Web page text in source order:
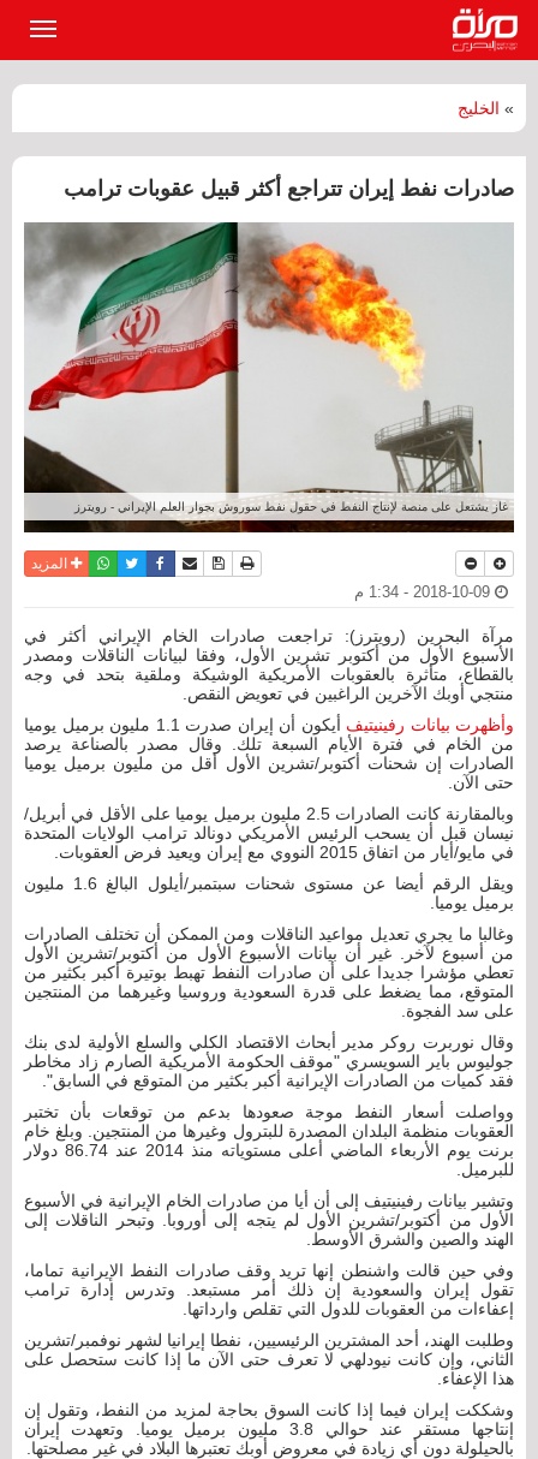
» الخليج
صادرات نفط إيران تتراجع أكثر قبيل عقوبات ترامب
غاز يشتعل على منصة لإنتاج النفط في حقول نفط سوروش بجوار العلم الإيراني - رويترز
نسخة للطباعة
حفظ الموضوع
أرسل الى صديق
فيسبوكتويترواتسابالمزيد
مرآة البحرين (رويترز): تراجعت صادرات الخام الإيراني أكثر في
الأسبوع الأول من أكتوبر تشرين الأول، وفقا لبيانات الناقلات ومصدر
بالقطاع، متأثرة بالعقوبات الأمريكية الوشيكة وملقية بتحد في وجه
منتجي أوبك الآخرين الراغبين في تعويض النقص.
وأظهرت بيانات رفينيتيف
أيكون أن إيران صدرت 1.1 مليون برميل يوميا
من الخام في فترة الأيام السبعة تلك. وقال مصدر بالصناعة يرصد
الصادرات إن شحنات أكتوبر/تشرين الأول أقل من مليون برميل يوميا
حتى الآن.
وبالمقارنة كانت الصادرات 2.5 مليون برميل يوميا على الأقل في أبريل/
نيسان قبل أن يسحب الرئيس الأمريكي دونالد ترامب الولايات المتحدة
في مايو/أيار من اتفاق 2015 النووي مع إيران ويعيد فرض العقوبات.
ويقل الرقم أيضا عن مستوى شحنات سبتمبر/أيلول البالغ 1.6 مليون
برميل يوميا.
وغالبا ما يجري تعديل مواعيد الناقلات ومن الممكن أن تختلف الصادرات
من أسبوع لآخر. غير أن بيانات الأسبوع الأول من أكتوبر/تشرين الأول
تعطي مؤشرا جديدا على أن صادرات النفط تهبط بوتيرة أكبر بكثير من
المتوقع، مما يضغط على قدرة السعودية وروسيا وغيرهما من المنتجين
على سد الفجوة.
وقال نوربرت روكر مدير أبحاث الاقتصاد الكلي والسلع الأولية لدى بنك
جوليوس باير السويسري "موقف الحكومة الأمريكية الصارم زاد مخاطر
فقد كميات من الصادرات الإيرانية أكبر بكثير من المتوقع في السابق".
وواصلت أسعار النفط موجة صعودها بدعم من توقعات بأن تختبر
العقوبات منظمة البلدان المصدرة للبترول وغيرها من المنتجين. وبلغ خام
برنت يوم الأربعاء الماضي أعلى مستوياته منذ 2014 عند 86.74 دولار
للبرميل.
وتشير بيانات رفينيتيف إلى أن أيا من صادرات الخام الإيرانية في الأسبوع
الأول من أكتوبر/تشرين الأول لم يتجه إلى أوروبا. وتبحر الناقلات إلى
الهند والصين والشرق الأوسط.
وفي حين قالت واشنطن إنها تريد وقف صادرات النفط الإيرانية تماما،
تقول إيران والسعودية إن ذلك أمر مستبعد. وتدرس إدارة ترامب
إعفاءات من العقوبات للدول التي تقلص وارداتها.
وطلبت الهند، أحد المشترين الرئيسيين، نفطا إيرانيا لشهر نوفمبر/تشرين
الثاني، وإن كانت نيودلهي لا تعرف حتى الآن ما إذا كانت ستحصل على
هذا الإعفاء.
وشككت إيران فيما إذا كانت السوق بحاجة لمزيد من النفط، وتقول إن
إنتاجها مستقر عند حوالي 3.8 مليون برميل يوميا. وتعهدت إيران
بالحيلولة دون أي زيادة في معروض أوبك تعتبرها البلاد في غير مصلحتها.